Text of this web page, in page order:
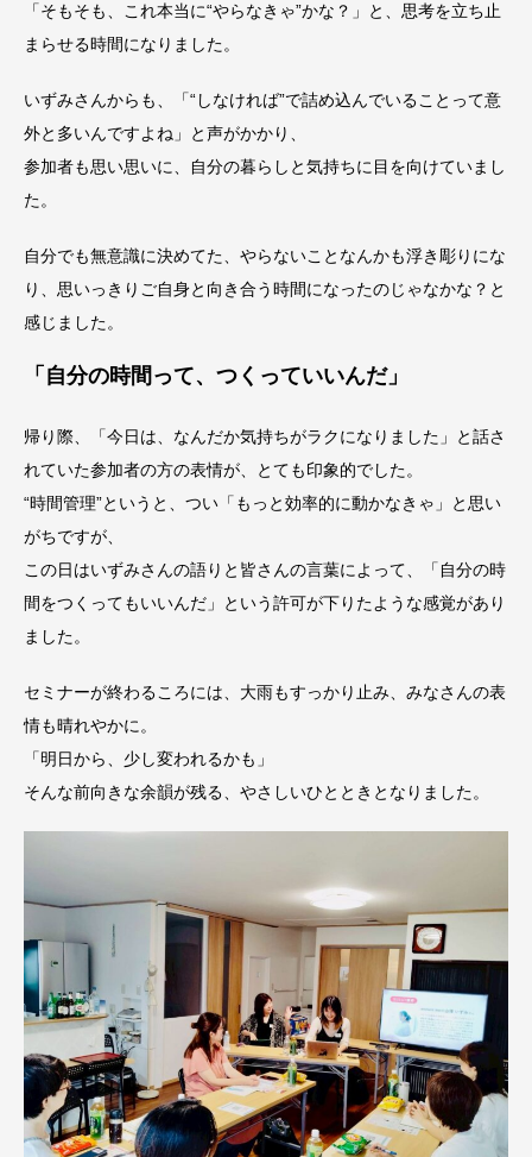
「そもそも、これ本当に“やらなきゃ”かな？」と、思考を立ち止
まらせる時間になりました。
いずみさんからも、「“しなければ”で詰め込んでいることって意
外と多いんですよね」と声がかかり、
参加者も思い思いに、自分の暮らしと気持ちに目を向けていまし
た。
自分でも無意識に決めてた、やらないことなんかも浮き彫りにな
り、思いっきりご自身と向き合う時間になったのじゃなかな？と
感じました。
「自分の時間って、つくっていいんだ」
帰り際、「今日は、なんだか気持ちがラクになりました」と話さ
れていた参加者の方の表情が、とても印象的でした。
“時間管理”というと、つい「もっと効率的に動かなきゃ」と思い
がちですが、
この日はいずみさんの語りと皆さんの言葉によって、「自分の時
間をつくってもいいんだ」という許可が下りたような感覚があり
ました。
セミナーが終わるころには、大雨もすっかり止み、みなさんの表
情も晴れやかに。
「明日から、少し変われるかも」
そんな前向きな余韻が残る、やさしいひとときとなりました。